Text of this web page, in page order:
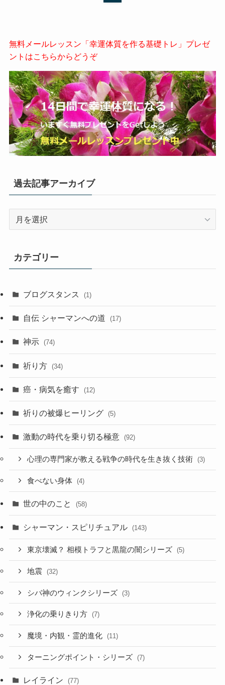
無料メールレッスン「幸運体質を作る基礎トレ」プレゼ
ントはこちらからどうぞ
過去記事アーカイブ
ア
カ
ブ
カテゴリー
ブログスタンス (1)
自伝 シャーマンへの道 (17)
神示 (74)
祈り方 (34)
癌・病気を癒す (12)
祈りの被爆ヒーリング (5)
激動の時代を乗り切る極意 (92)
心理の専門家が教える戦争の時代を生き抜く技術 (3)
食べない身体 (4)
世の中のこと (58)
シャーマン・スピリチュアル (143)
東京壊滅？ 相模トラフと黒龍の闇シリーズ (5)
地震 (32)
シバ神のウィンクシリーズ (3)
浄化の乗りきり方 (7)
魔境・内観・霊的進化 (11)
ターニングポイント・シリーズ (7)
レイライン (77)